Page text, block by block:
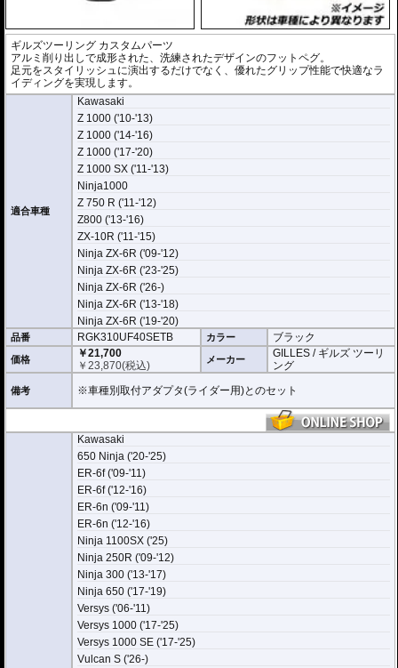
ギルズツーリング カスタムパーツ
アルミ削り出しで成形された、洗練されたデザインのフットペグ。
足元をスタイリッシュに演出するだけでなく、優れたグリップ性能で快適なラ
イディングを実現します。
適合車種
Kawasaki
Z 1000 ('10-'13)
Z 1000 ('14-'16)
Z 1000 ('17-'20)
Z 1000 SX ('11-'13)
Ninja1000
Z 750 R ('11-'12)
Z800 ('13-'16)
ZX-10R ('11-'15)
Ninja ZX-6R ('09-'12)
Ninja ZX-6R ('23-'25)
Ninja ZX-6R ('26-)
Ninja ZX-6R ('13-'18)
Ninja ZX-6R ('19-'20)
品番 RGK310UF40SETB カラー ブラック
価格
￥21,700
￥23,870(税込) メーカー
GILLES / ギルズ ツーリ
ング
備考 ※車種別取付アダプタ(ライダー用)とのセット
Kawasaki
650 Ninja ('20-'25)
ER-6f ('09-'11)
ER-6f ('12-'16)
ER-6n ('09-'11)
ER-6n ('12-'16)
Ninja 1100SX ('25)
Ninja 250R ('09-'12)
Ninja 300 ('13-'17)
Ninja 650 ('17-'19)
Versys ('06-'11)
Versys 1000 ('17-'25)
Versys 1000 SE ('17-'25)
Vulcan S ('26-)